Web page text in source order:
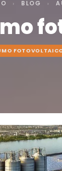
› BLOG ›